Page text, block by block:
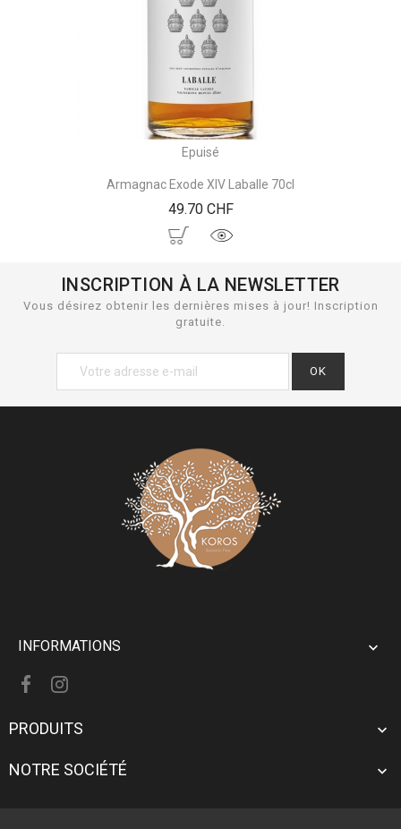
Epuisé
Armagnac Exode XIV Laballe 70cl
49.70 CHFPrix
INSCRIPTION À LA NEWSLETTER
Vous désirez obtenir les dernières mises à jour! Inscription
gratuite.
INFORMATIONS 
PRODUITS 
NOTRE SOCIÉTÉ 